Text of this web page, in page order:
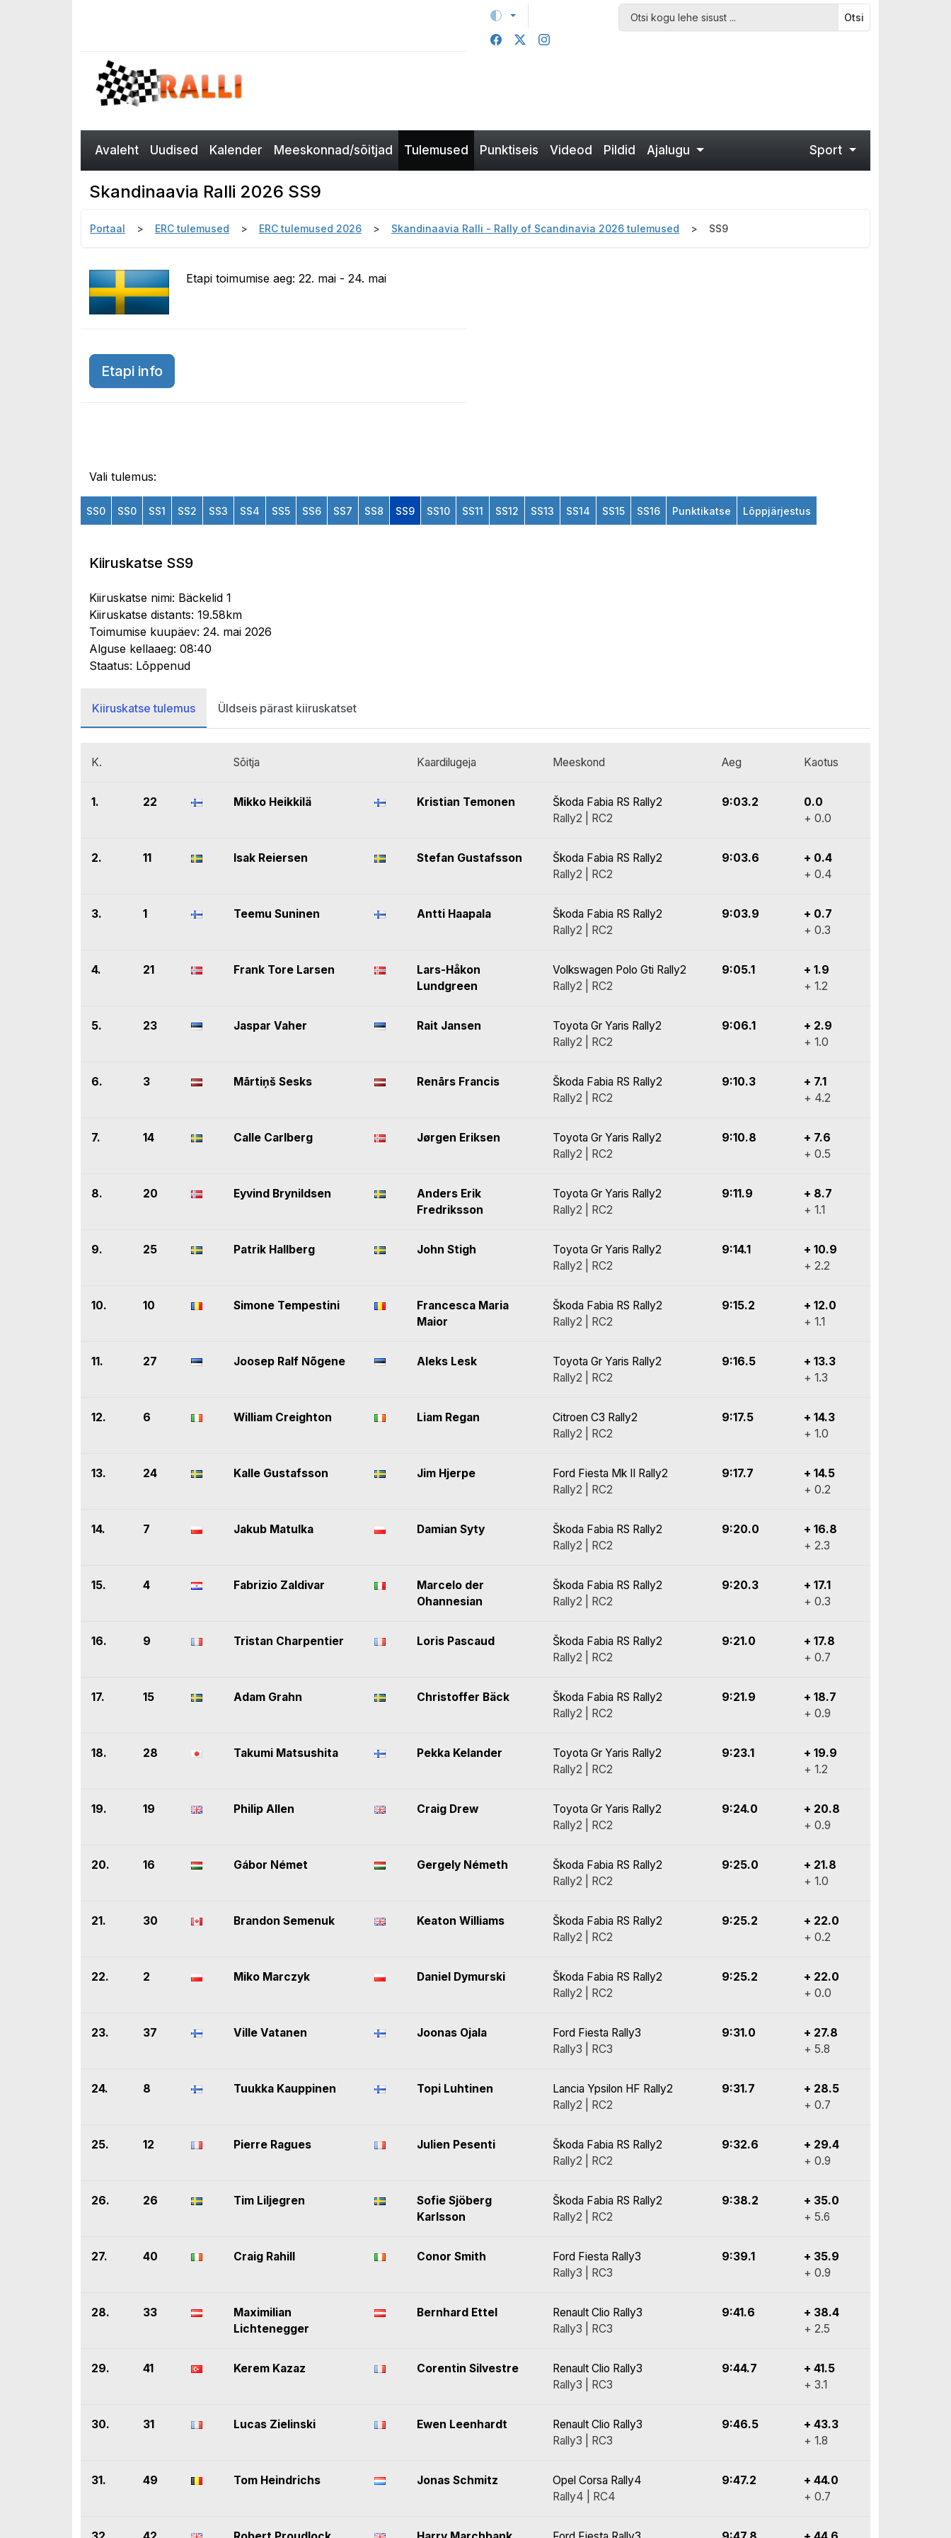
Otsi
Avaleht Uudised Kalender Meeskonnad/sõitjad Tulemused Punktiseis Videod Pildid Ajalugu Sport
Skandinaavia Ralli 2026 SS9
Portaal ERC tulemused ERC tulemused 2026 Skandinaavia Ralli - Rally of Scandinavia 2026 tulemused SS9
Etapi toimumise aeg: 22. mai - 24. mai
Etapi info
Vali tulemus:
SS0 SS0 SS1 SS2 SS3 SS4 SS5 SS6 SS7 SS8 SS9 SS10 SS11 SS12 SS13 SS14 SS15 SS16 Punktikatse Lõppjärjestus
Kiiruskatse SS9
Kiiruskatse nimi: Bäckelid 1
Kiiruskatse distants: 19.58km
Toimumise kuupäev: 24. mai 2026
Alguse kellaaeg: 08:40
Staatus: Lõppenud
Kiiruskatse tulemus Üldseis pärast kiiruskatset
K. Sõitja Kaardilugeja Meeskond Aeg Kaotus
1. 22 Mikko Heikkilä Kristian Temonen
Škoda Fabia RS Rally2
Rally2 | RC2
9:03.2
0.0
+ 0.0
2. 11 Isak Reiersen Stefan Gustafsson
Škoda Fabia RS Rally2
Rally2 | RC2
9:03.6
+ 0.4
+ 0.4
3. 1 Teemu Suninen Antti Haapala
Škoda Fabia RS Rally2
Rally2 | RC2
9:03.9
+ 0.7
+ 0.3
4. 21 Frank Tore Larsen
Lars-Håkon
Lundgreen
Volkswagen Polo Gti Rally2
Rally2 | RC2
9:05.1
+ 1.9
+ 1.2
5. 23 Jaspar Vaher Rait Jansen
Toyota Gr Yaris Rally2
Rally2 | RC2
9:06.1
+ 2.9
+ 1.0
6. 3 Mārtiņš Sesks Renārs Francis
Škoda Fabia RS Rally2
Rally2 | RC2
9:10.3
+ 7.1
+ 4.2
7. 14 Calle Carlberg Jørgen Eriksen
Toyota Gr Yaris Rally2
Rally2 | RC2
9:10.8
+ 7.6
+ 0.5
8. 20 Eyvind Brynildsen
Anders Erik
Fredriksson
Toyota Gr Yaris Rally2
Rally2 | RC2
9:11.9
+ 8.7
+ 1.1
9. 25 Patrik Hallberg John Stigh
Toyota Gr Yaris Rally2
Rally2 | RC2
9:14.1
+ 10.9
+ 2.2
10. 10 Simone Tempestini
Francesca Maria
Maior
Škoda Fabia RS Rally2
Rally2 | RC2
9:15.2
+ 12.0
+ 1.1
11. 27 Joosep Ralf Nõgene Aleks Lesk
Toyota Gr Yaris Rally2
Rally2 | RC2
9:16.5
+ 13.3
+ 1.3
12. 6 William Creighton Liam Regan
Citroen C3 Rally2
Rally2 | RC2
9:17.5
+ 14.3
+ 1.0
13. 24 Kalle Gustafsson Jim Hjerpe
Ford Fiesta Mk II Rally2
Rally2 | RC2
9:17.7
+ 14.5
+ 0.2
14. 7 Jakub Matulka Damian Syty
Škoda Fabia RS Rally2
Rally2 | RC2
9:20.0
+ 16.8
+ 2.3
15. 4 Fabrizio Zaldivar
Marcelo der
Ohannesian
Škoda Fabia RS Rally2
Rally2 | RC2
9:20.3
+ 17.1
+ 0.3
16. 9 Tristan Charpentier Loris Pascaud
Škoda Fabia RS Rally2
Rally2 | RC2
9:21.0
+ 17.8
+ 0.7
17. 15 Adam Grahn Christoffer Bäck
Škoda Fabia RS Rally2
Rally2 | RC2
9:21.9
+ 18.7
+ 0.9
18. 28 Takumi Matsushita Pekka Kelander
Toyota Gr Yaris Rally2
Rally2 | RC2
9:23.1
+ 19.9
+ 1.2
19. 19 Philip Allen Craig Drew
Toyota Gr Yaris Rally2
Rally2 | RC2
9:24.0
+ 20.8
+ 0.9
20. 16 Gábor Német Gergely Németh
Škoda Fabia RS Rally2
Rally2 | RC2
9:25.0
+ 21.8
+ 1.0
21. 30 Brandon Semenuk Keaton Williams
Škoda Fabia RS Rally2
Rally2 | RC2
9:25.2
+ 22.0
+ 0.2
22. 2 Miko Marczyk Daniel Dymurski
Škoda Fabia RS Rally2
Rally2 | RC2
9:25.2
+ 22.0
+ 0.0
23. 37 Ville Vatanen Joonas Ojala
Ford Fiesta Rally3
Rally3 | RC3
9:31.0
+ 27.8
+ 5.8
24. 8 Tuukka Kauppinen Topi Luhtinen
Lancia Ypsilon HF Rally2
Rally2 | RC2
9:31.7
+ 28.5
+ 0.7
25. 12 Pierre Ragues Julien Pesenti
Škoda Fabia RS Rally2
Rally2 | RC2
9:32.6
+ 29.4
+ 0.9
26. 26 Tim Liljegren
Sofie Sjöberg
Karlsson
Škoda Fabia RS Rally2
Rally2 | RC2
9:38.2
+ 35.0
+ 5.6
27. 40 Craig Rahill Conor Smith
Ford Fiesta Rally3
Rally3 | RC3
9:39.1
+ 35.9
+ 0.9
28. 33
Maximilian
Lichtenegger
Bernhard Ettel
Renault Clio Rally3
Rally3 | RC3
9:41.6
+ 38.4
+ 2.5
29. 41 Kerem Kazaz Corentin Silvestre
Renault Clio Rally3
Rally3 | RC3
9:44.7
+ 41.5
+ 3.1
30. 31 Lucas Zielinski Ewen Leenhardt
Renault Clio Rally3
Rally3 | RC3
9:46.5
+ 43.3
+ 1.8
31. 49 Tom Heindrichs Jonas Schmitz
Opel Corsa Rally4
Rally4 | RC4
9:47.2
+ 44.0
+ 0.7